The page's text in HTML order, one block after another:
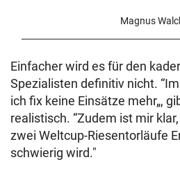
Magnus
Einfacher wird es für den
Spezialisten definitiv nicht.
ich fix keine Einsätze mehr„,
realistisch. “Zudem ist mir
zwei Weltcup-Riesentorläufe
schwierig wird."